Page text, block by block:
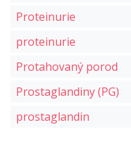
Proteinurie
proteinurie
Protahovaný porod
Prostaglandiny (PG)
prostaglandin